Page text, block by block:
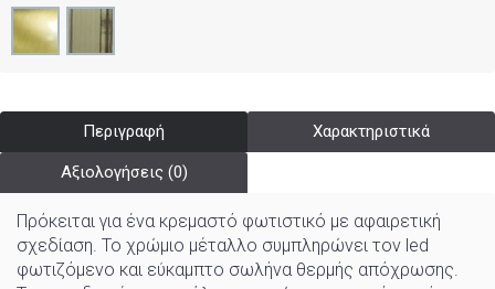
Περιγραφή Χαρακτηριστικά
Αξιολογήσεις (0)
Πρόκειται για ένα κρεμαστό φωτιστικό με αφαιρετική
σχεδίαση. Το χρώμιο μέταλλο συμπληρώνει τον led
φωτιζόμενο και εύκαμπτο σωλήνα θερμής απόχρωσης.